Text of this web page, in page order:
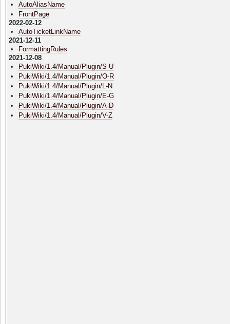
AutoAliasName
FrontPage
2022-02-12
AutoTicketLinkName
2021-12-11
FormattingRules
2021-12-08
PukiWiki/1.4/Manual/Plugin/S-U
PukiWiki/1.4/Manual/Plugin/O-R
PukiWiki/1.4/Manual/Plugin/L-N
PukiWiki/1.4/Manual/Plugin/E-G
PukiWiki/1.4/Manual/Plugin/A-D
PukiWiki/1.4/Manual/Plugin/V-Z